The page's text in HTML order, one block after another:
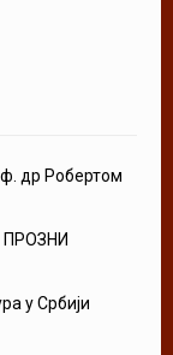
др Робертом
у Србији